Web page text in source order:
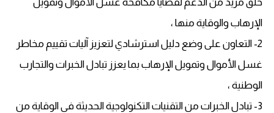
الإرهاب والوقاية منها ،
2- التعاون على وضع دليل استرشادي لتعزيز آليات تقييم مخاطر
غسل الأموال وتمويل الإرهاب بما يعزز تبادل الخبرات والتجارب
الوطنية ،
3- تبادل الخبرات من التقنيات التكنولوجية الحديثة فى الوقاية من